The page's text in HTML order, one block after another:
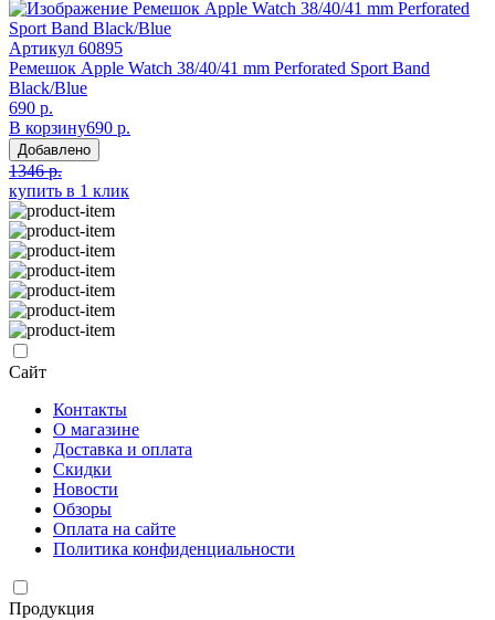
Артикул 60895
Ремешок Apple Watch 38/40/41 mm Perforated Sport Band
Black/Blue
690 р.
В корзину690 р.
Добавлено
1346 р.
купить в 1 клик
Сайт
Контакты
О магазине
Доставка и оплата
Скидки
Новости
Обзоры
Оплата на сайте
Политика конфиденциальности
Продукция